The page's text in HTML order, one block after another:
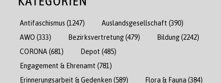
Antifaschismus (1247) Auslandsgesellschaft (390)
AWO (333) Bezirksvertretung(479) Bildung(2242)
CORONA (681) Depot (485)
Engagement & Ehrenamt (781)
Erinnerungsarbeit & Gedenken (589) Flora & Fauna (384)